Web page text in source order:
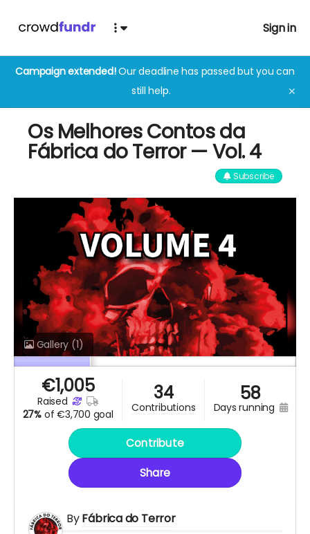
Sign in
Campaign extended!Our deadline has passed but you can
still help.
✕
Os Melhores Contos da
Fábrica do Terror — Vol. 4
Subscribe
Gallery (1)
€1,005
raised
27% of €3,700 goal
34
contributions
58
days running
Contribute
Share
ByFábrica do Terror